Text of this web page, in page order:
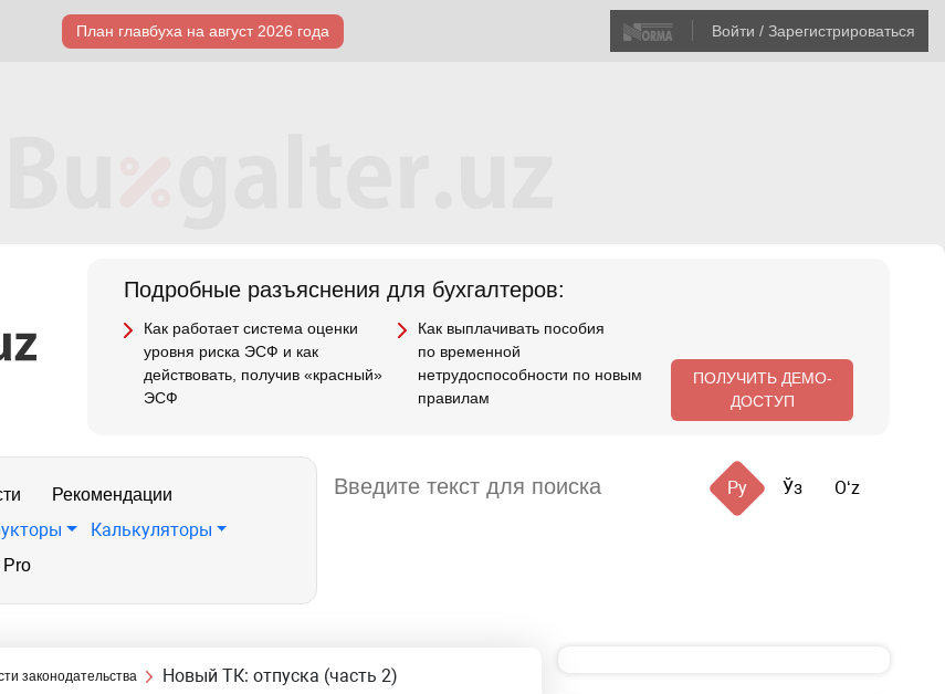
План главбуха на август 2026 года Войти / Зарегистрироваться
Подробные разъяснения для бухгалтеров:
Как работает система оценки
уровня риска ЭСФ и как
действовать, получив «красный»
ЭСФ
Как выплачивать пособия
по временной
нетрудоспособности по новым
правилам
ПОЛУЧИТЬ ДЕМО-
ДОСТУП
Рекомендации
Калькуляторы
Ру Ўз Oʻz
законодательства Новый ТК: отпуска (часть 2)